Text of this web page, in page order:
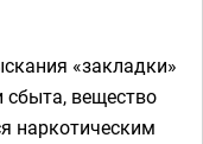
«закладки»
сбыта, вещество
наркотическим